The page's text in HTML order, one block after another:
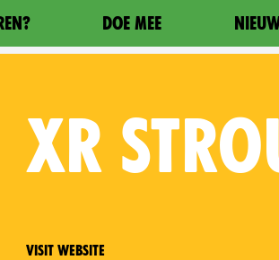
DOE MEE
XR
Visit website